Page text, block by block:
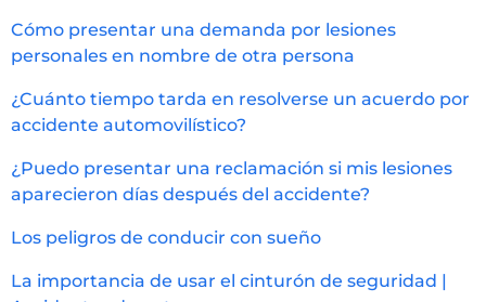
Cómo presentar una demanda por lesiones
personales en nombre de otra persona
¿Cuánto tiempo tarda en resolverse un acuerdo por
accidente automovilístico?
¿Puedo presentar una reclamación si mis lesiones
aparecieron días después del accidente?
Los peligros de conducir con sueño
La importancia de usar el cinturón de seguridad |